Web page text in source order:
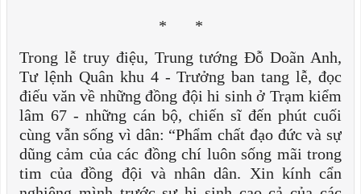
* *
Trong lễ truy điệu, Trung tướng Đỗ Doãn Anh,
Tư lệnh Quân khu 4 - Trưởng ban tang lễ, đọc
điếu văn về những đồng đội hi sinh ở Trạm kiểm
lâm 67 - những cán bộ, chiến sĩ đến phút cuối
cùng vẫn sống vì dân: “Phẩm chất đạo đức và sự
dũng cảm của các đồng chí luôn sống mãi trong
tim của đồng đội và nhân dân. Xin kính cẩn